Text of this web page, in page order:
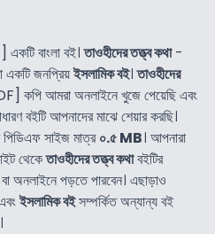
বাংলা বই।তাওহীদের তত্ত্ব কথা-
একটি জনপ্রিয়ইসলামিক বই।তাওহীদের
কপি আমরা অনলাইনে খুজে পেয়েছি এবং
বইটি আপনাদের মাঝে শেয়ার করছি।
পিডিএফ সাইজ মাত্র০.৫ MB। আপনারা
থেকেতাওহীদের তত্ত্ব কথাবইটির
অনলাইনে পড়তে পারবেন। এছাড়াও
ইসলামিক বইসম্পর্কিত অন্যান্য বই